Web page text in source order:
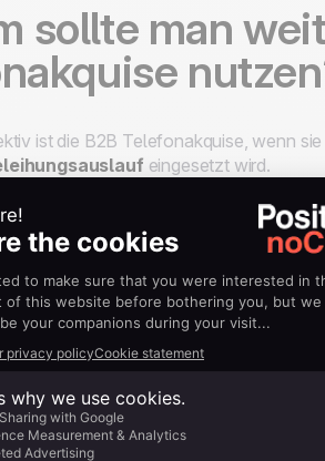
sollte man
ist die B2B Telefonakquise, wenn
eingesetzt wird.
entsteht Ihre
, mit
Vertriebsteams sollten Ihre Buyer
passt, um irrelevante Kontakte
Produkt nicht kaufen werden.
Buyer Persona ist ein wesentlicher
auf jede Buyer Persona
ist dieB2B Telefonakquise
auch